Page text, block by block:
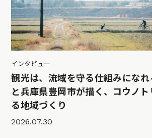
インタビュー
観光は、流域を守る仕組みにな
と兵庫県豊岡市が描く、コウノ
る地域づくり
2026.07.30